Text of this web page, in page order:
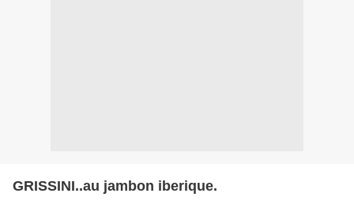
GRISSINI..au jambon iberique.